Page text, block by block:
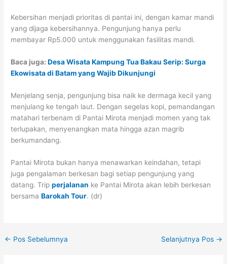
Kebersihan menjadi prioritas di pantai ini, dengan kamar mandi
yang dijaga kebersihannya. Pengunjung hanya perlu
membayar Rp5.000 untuk menggunakan fasilitas mandi.
Baca juga:Desa Wisata Kampung Tua Bakau Serip: Surga
Ekowisata di Batam yang Wajib Dikunjungi
Menjelang senja, pengunjung bisa naik ke dermaga kecil yang
menjulang ke tengah laut. Dengan segelas kopi, pemandangan
matahari terbenam di Pantai Mirota menjadi momen yang tak
terlupakan, menyenangkan mata hingga azan magrib
berkumandang.
Pantai Mirota bukan hanya menawarkan keindahan, tetapi
juga pengalaman berkesan bagi setiap pengunjung yang
datang. Tripperjalanan ke Pantai Mirota akan lebih berkesan
bersamaBarokah Tour. (dr)
← Pos Sebelumnya Selanjutnya Pos →